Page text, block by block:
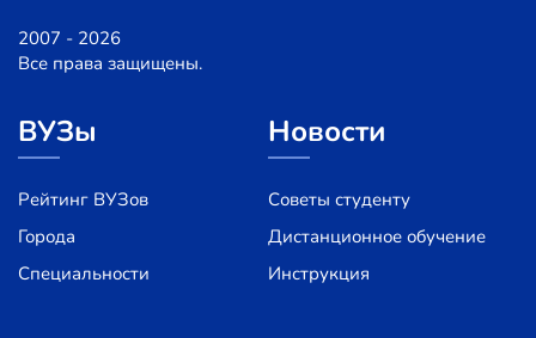
2007 - 2026
Все права защищены.
ВУЗы
Рейтинг ВУЗов
Города
Специальности
Новости
Советы студенту
Дистанционное обучение
Инструкция